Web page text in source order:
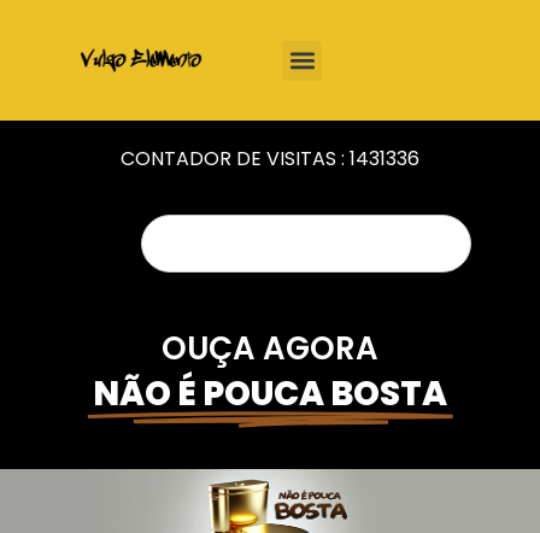
CONTADOR DE VISITAS : 1431336
OUÇA AGORA
NÃO É POUCA BOSTA